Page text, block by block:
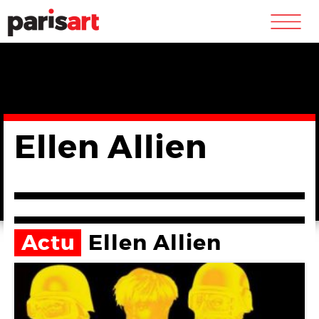
m
Ellen Allien
Actu Ellen Allien